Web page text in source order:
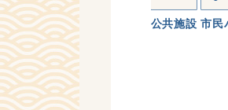
公共施設 市民